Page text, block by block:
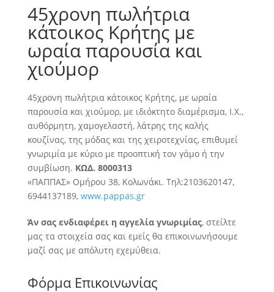
45χρονη πωλήτρια
κάτοικος Κρήτης με
ωραία παρουσία και
χιούμορ
45χρονη πωλήτρια κάτοικος Κρήτης, με ωραία
παρουσία και χιούμορ, με ιδιόκτητο διαμέρισμα, Ι.Χ.,
αυθόρμητη, χαμογελαστή, λάτρης της καλής
κουζίνας, της μόδας και της χειροτεχνίας, επιθυμεί
γνωριμία με κύριο με προοπτική τον γάμο ή την
συμβίωση. ΚΩΔ. 8000313
«ΠΑΠΠΑΣ» Ομήρου 38, Κολωνάκι. Τηλ:2103620147,
6944137189, www.pappas.gr
Άν σας ενδιαφέρει η αγγελία γνωριμίας, στείλτε
μας τα στοιχεία σας και εμείς θα επικοινωνήσουμε
μαζί σας με απόλυτη εχεμύθεια.
Φόρμα Επικοινωνίας